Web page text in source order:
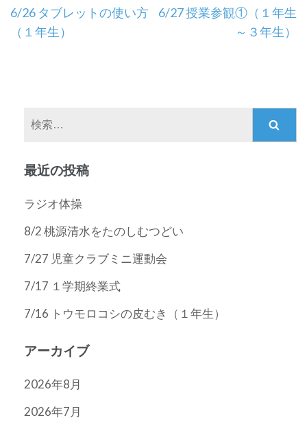
投
稿
ン
6/26 タブレットの使い方
（１年生）
6/27 授業参観①（１年生
～３年生）
最近の投稿
ラジオ体操
8/2 桃源清水をたのしむつどい
7/27 児童クラブミニ運動会
7/17 １学期終業式
7/16 トウモロコシの皮むき（１年生）
アーカイブ
2026年8月
2026年7月